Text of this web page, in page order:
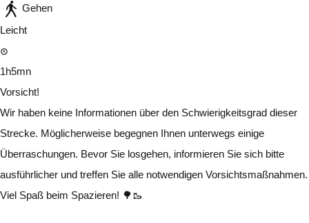
Gehen
Leicht
1h5mn
Vorsicht!
Wir haben keine Informationen über den Schwierigkeitsgrad dieser
Strecke. Möglicherweise begegnen Ihnen unterwegs einige
Überraschungen. Bevor Sie losgehen, informieren Sie sich bitte
ausführlicher und treffen Sie alle notwendigen Vorsichtsmaßnahmen.
Viel Spaß beim Spazieren! 🌳🥾